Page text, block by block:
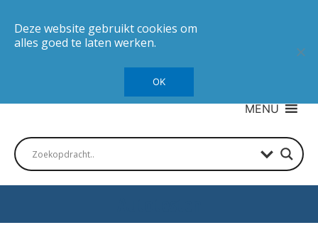
MENU
Deze website gebruikt cookies om
alles goed te laten werken.
OK